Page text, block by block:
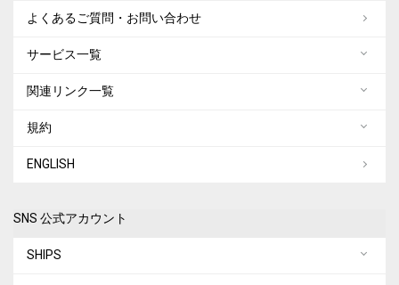
よくあるご質問・お問い合わせ
サービス一覧
関連リンク一覧
規約
ENGLISH
SNS 公式アカウント
SHIPS